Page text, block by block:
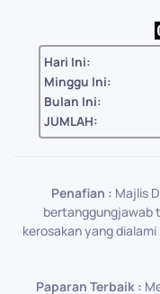
Hari Ini:
Minggu Ini:
Bulan Ini:
JUMLAH:
Penafian : Majlis
bertanggungjawab
kerosakan yang
Paparan Terbaik :